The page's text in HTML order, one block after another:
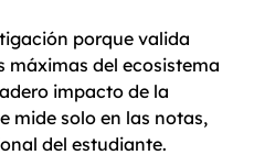
porque valida
del ecosistema
impacto de la
mide solo en las notas,
del estudiante.